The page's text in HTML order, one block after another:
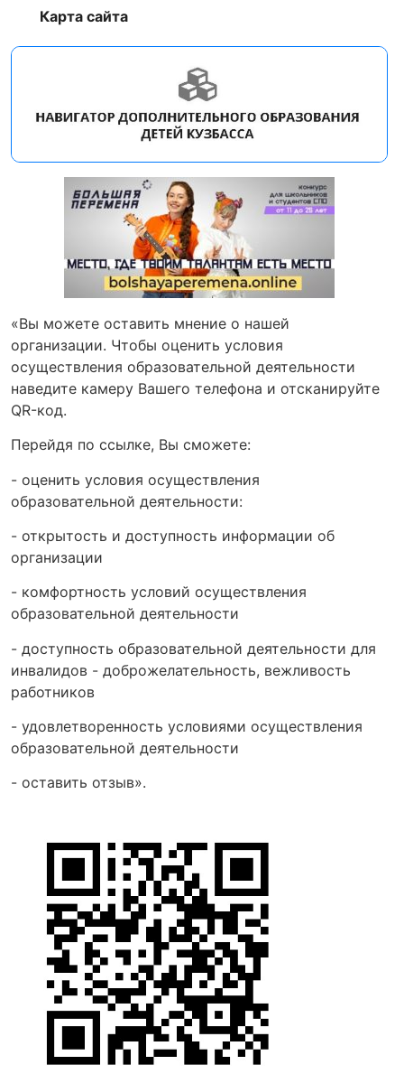
Карта сайта
«Вы можете оставить мнение о нашей
организации. Чтобы оценить условия
осуществления образовательной деятельности
наведите камеру Вашего телефона и отсканируйте
QR-код.
Перейдя по ссылке, Вы сможете:
- оценить условия осуществления
образовательной деятельности:
- открытость и доступность информации об
организации
- комфортность условий осуществления
образовательной деятельности
- доступность образовательной деятельности для
инвалидов - доброжелательность, вежливость
работников
- удовлетворенность условиями осуществления
образовательной деятельности
- оставить отзыв».